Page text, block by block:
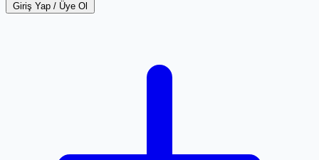
Giriş Yap / Üye Ol